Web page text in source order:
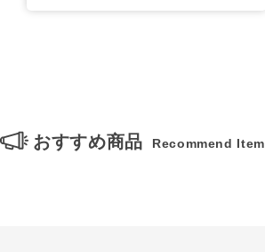
おすすめ商品 Recommend Item